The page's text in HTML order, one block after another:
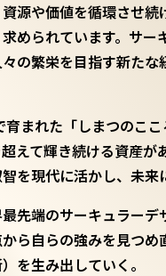
源や価値を循環させ
求められています。サ
の繁栄を目指す新た
まれた「しまつのここ
えて輝き続ける資産が
を現代に活かし、未来
先端のサーキュラー
ら自らの強みを見つ
を生み出していく。